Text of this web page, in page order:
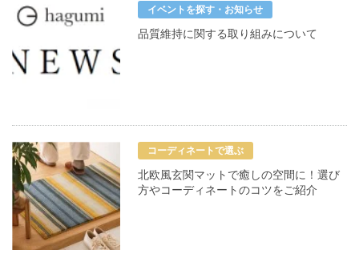
イベントを探す・お知らせ
品質維持に関する取り組みについて
コーディネートで選ぶ
北欧風玄関マットで癒しの空間に！選び
方やコーディネートのコツをご紹介